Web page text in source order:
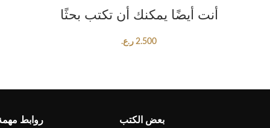
ADD TO CART
أنت أيضًا يمكنك أن تكتب بحثًا
2.500 ر.ع.
روابط بعض الكتب